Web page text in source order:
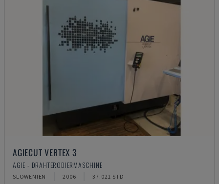
AGIECUT VERTEX 3
AGIE - DRAHTERODIERMASCHINE
SLOWENIEN 2006 37.021 STD